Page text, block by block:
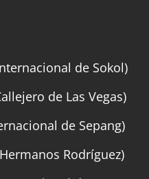
de Sokol)
de Las Vegas)
de Sepang)
Rodríguez)